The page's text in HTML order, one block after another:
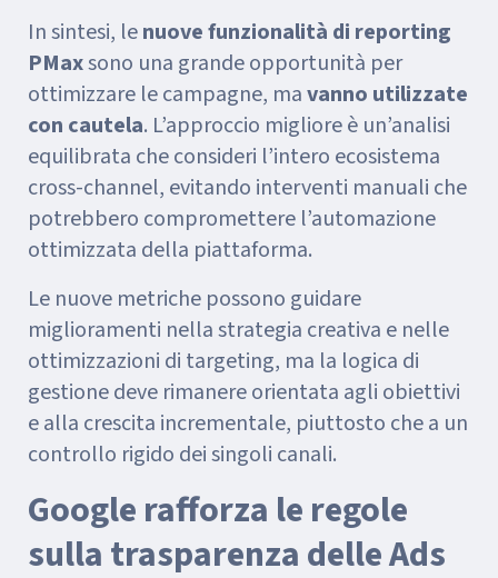
In sintesi, lenuove funzionalità di reporting
PMaxsono una grande opportunità per
ottimizzare le campagne, mavanno utilizzate
con cautela. L’approccio migliore è un’analisi
equilibrata che consideri l’intero ecosistema
cross-channel, evitando interventi manuali che
potrebbero compromettere l’automazione
ottimizzata della piattaforma.
Le nuove metriche possono guidare
miglioramenti nella strategia creativa e nelle
ottimizzazioni di targeting, ma la logica di
gestione deve rimanere orientata agli obiettivi
e alla crescita incrementale, piuttosto che a un
controllo rigido dei singoli canali.
Google rafforza le regole
sulla trasparenza delle Ads